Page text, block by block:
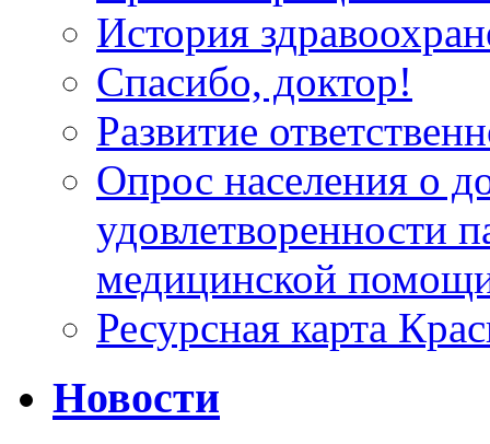
История
Спасибо, доктор!
Развитие
Опрос населения о
удовлетворенности
медицинской
Ресурсная карта
Новости